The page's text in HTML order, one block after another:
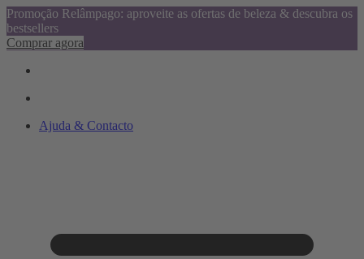
Promoção Relâmpago: aproveite as ofertas de beleza & descubra os
bestsellers
Comprar agora
Ajuda & Contacto